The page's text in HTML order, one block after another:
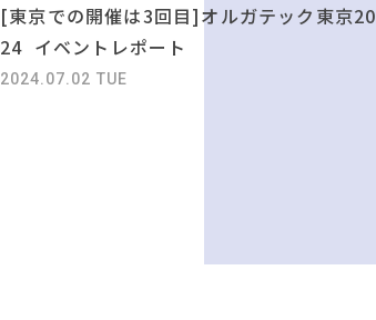
[東京での開催は3回目]オルガテック東京20
24 イベントレポート
2024.07.02 TUE